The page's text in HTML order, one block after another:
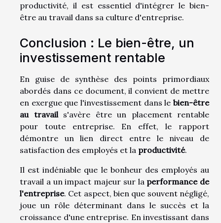
productivité, il est essentiel d'intégrer le bien-
être au travail dans sa culture d'entreprise.
Conclusion : Le bien-être, un
investissement rentable
En guise de synthèse des points primordiaux
abordés dans ce document, il convient de mettre
en exergue que l'investissement dans le bien-être
au travails'avère être un placement rentable
pour toute entreprise. En effet, le rapport
démontre un lien direct entre le niveau de
satisfaction des employés et la productivité.
Il est indéniable que le bonheur des employés au
travail a un impact majeur sur la performance de
l'entreprise. Cet aspect, bien que souvent négligé,
joue un rôle déterminant dans le succès et la
croissance d'une entreprise. En investissant dans